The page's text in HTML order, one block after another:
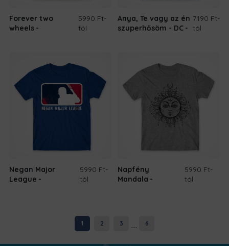
Forever two
wheels
5990 Ft-
tól
Anya, Te vagy az én
szuperhősöm - DC
7190 Ft-
tól
Negan Major
League
5990 Ft-
tól
Napfény
Mandala
5990 Ft-
tól
1 2 3 ... 6